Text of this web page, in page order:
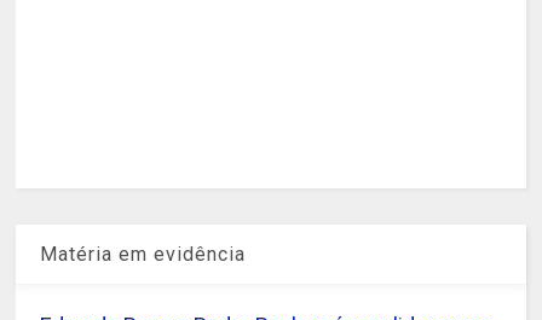
Matéria em evidência